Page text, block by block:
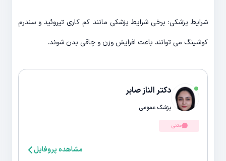
شرایط پزشکی: برخی شرایط پزشکی مانند کم کاری تیروئید و سندرم
کوشینگ می توانند باعث افزایش وزن و چاقی بدن شوند.
دکتر الناز صابر
پزشک عمومی
متنی
مشاهده پروفایل